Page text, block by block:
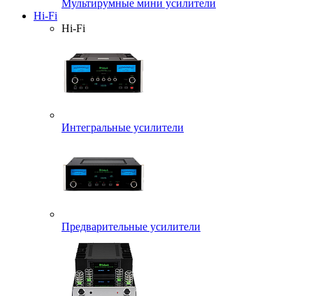
Мультирумные мини усилители
Hi-Fi
Hi-Fi
Интегральные усилители
Предварительные усилители